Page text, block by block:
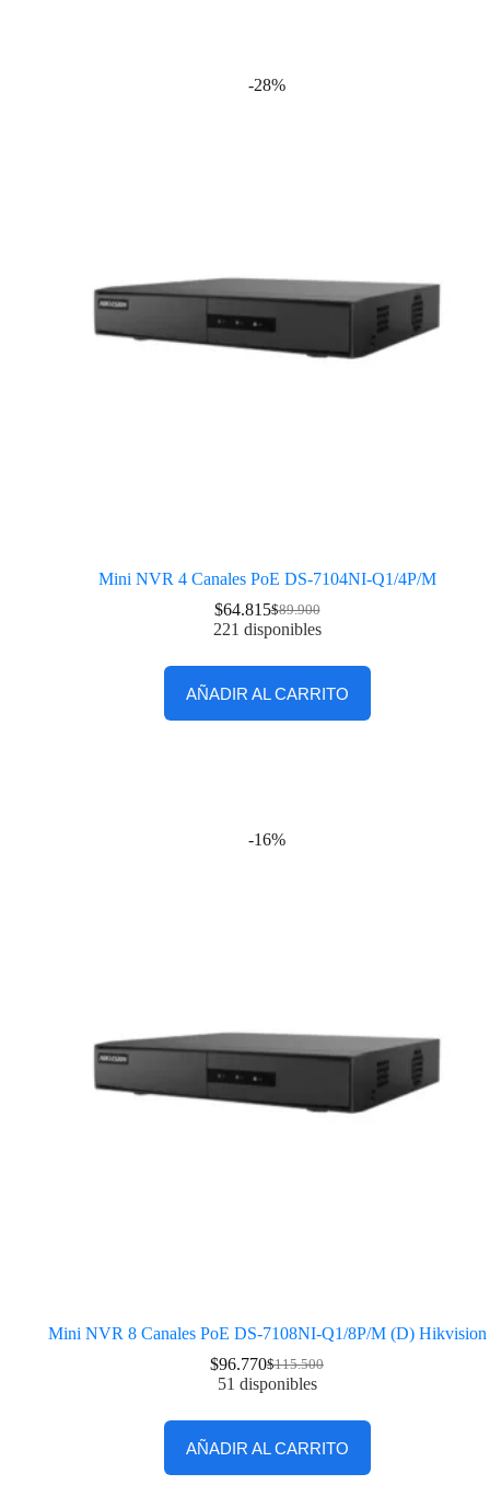
-28%
Mini NVR 4 Canales PoE DS-7104NI-Q1/4P/M
$89.900
$64.815
221 disponibles
AÑADIR AL CARRITO
-16%
Mini NVR 8 Canales PoE DS-7108NI-Q1/8P/M (D) Hikvision
$115.500
$96.770
51 disponibles
AÑADIR AL CARRITO